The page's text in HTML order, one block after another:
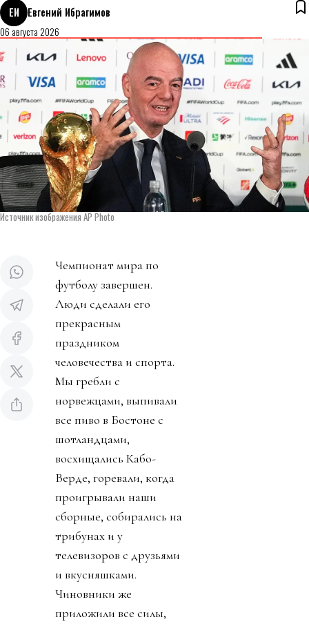
ЕИ
Евгений Ибрагимов
06 августа 2026
Источник изображения AP Photo
Чемпионат мира по
футболу завершен.
Люди сделали его
прекрасным
праздником
человечества и спорта.
Мы гребли с
норвежцами, выпивали
все пиво в Бостоне с
шотландцами,
восхищались Кабо-
Верде, горевали, когда
проигрывали наши
сборные, собирались на
трибунах и у
телевизоров с друзьями
и вкусняшками.
Чиновники же
приложили все силы,